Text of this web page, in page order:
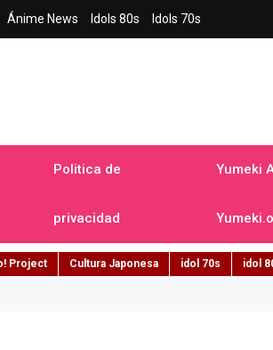
Ánime News Idols 80s Idols 70s
Politica de
privacidad
Yumeki
Project Cultura Japonesa idol 70s idol